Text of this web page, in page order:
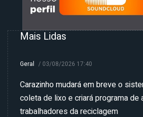
Mais Lidas
Geral / 03/08/2026 17:40
Carazinho mudará em breve o
coleta de lixo e criará programa de
trabalhadores da reciclagem